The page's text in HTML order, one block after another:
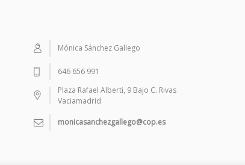
Mónica Sánchez Gallego
646 656 991
Plaza Rafael Alberti, 9 Bajo C. Rivas
Vaciamadrid
monicasanchezgallego@cop.es